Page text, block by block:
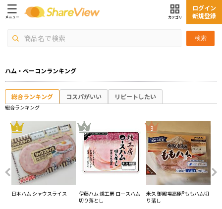
検索
ログイン
新規登録
ハム・ベーコンランキング
総合ランキング コスパがいい リピートしたい
総合ランキング
1
日本ハム シャウスライス
2
伊藤ハム 燻工房 ロースハム
切り落とし
3
米久 御殿場高原®ももハム切
り落し